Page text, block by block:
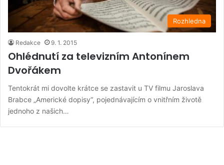
Rozhledna
Redakce 9. 1. 2015
Ohlédnutí za televizním Antonínem
Dvořákem
Tentokrát mi dovolte krátce se zastavit u TV filmu Jaroslava
Brabce „Americké dopisy“, pojednávajícím o vnitřním životě
jednoho z našich…